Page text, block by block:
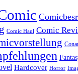
Comic Haul Comic
Hardcover Horror